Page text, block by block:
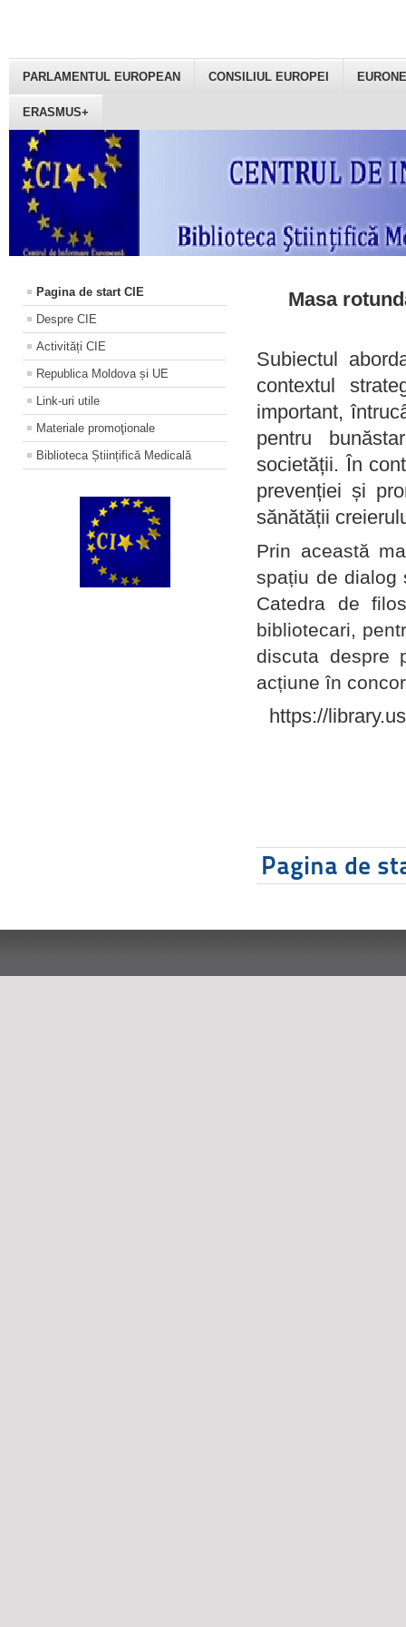
PARLAMENTUL EUROPEAN CONSILIUL EUROPEI
ERASMUS+
Pagina de start CIE
Despre CIE
Activități CIE
Republica Moldova și UE
Link-uri utile
Materiale promoţionale
Biblioteca Științifică Medicală
Masa
Subiectul
contextul
important,
pentru
societății. În
prevenției și
sănătății
Prin această
spațiu de dialog
Catedra de
bibliotecari,
discuta despre
acțiune în
https://
Pagina de